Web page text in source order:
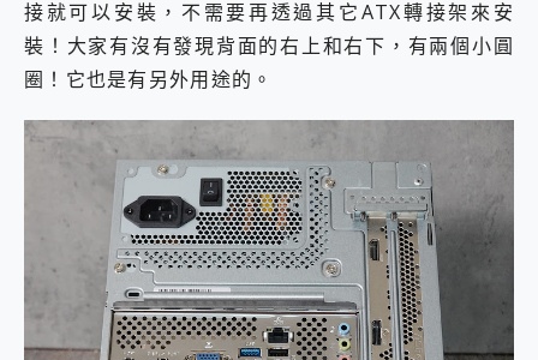
接就可以安裝，不需要再透過其它ATX轉接架來安
裝！大家有沒有發現背面的右上和右下，有兩個小圓
圈！它也是有另外用途的。